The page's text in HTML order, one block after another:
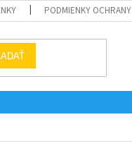
PODMIENKY